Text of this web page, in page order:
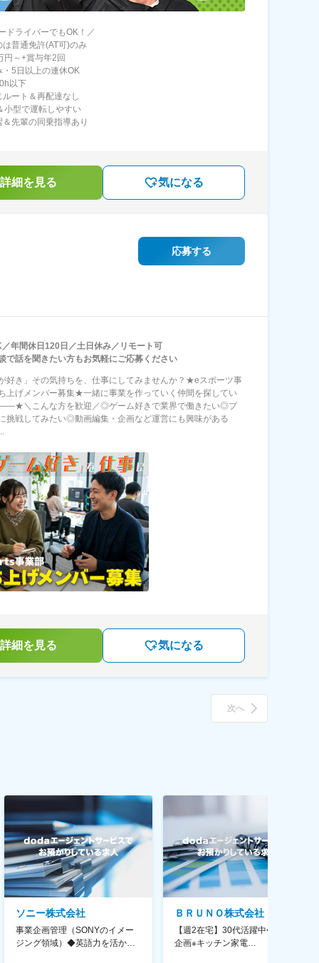
ドライバーでもOK！／
は普通免許(AT可)のみ
円～+賞与年2回
・5日以上の連休OK
以下
ート＆再配達なし
小型で運転しやすい
先輩の同乗指導あり
細を見る 気になる
応募する
年間休日120日／土日休み／リモート可
で話を聞きたい方もお気軽にご応募ください
好き」その気持ちを、仕事にしてみませんか？★eスポーツ事
上げメンバー募集★一緒に事業を作っていく仲間を探してい
＼こんな方を歓迎／◎ゲーム好きで業界で働きたい◎プ
挑戦してみたい◎動画編集・企画など運営にも興味がある
細を見る 気になる
次へ
ソニー株式会社
事業企画管理（SONYのイメー
ジング領域）◆英語力を活か
ＢＲＵＮＯ株式会社
【週2在宅】30代活躍中◆商品
企画※キッチン家電